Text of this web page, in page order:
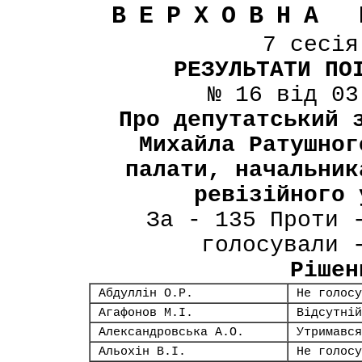
ВЕРХОВНА
7
РЕЗУЛЬТАТИ
№ 16 від
Про депутатський
Михайла
палати,
ревізійного
За - 135 Проти
Абдуллін О.Р.
Не
Агафонов М.І.
Відсутній
Александровська А.О.
Утримався
Альохін В.І.
Не